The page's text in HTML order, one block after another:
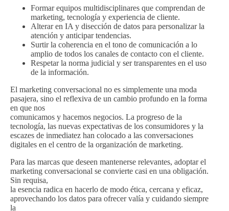
Formar equipos multidisciplinares que comprendan de
marketing, tecnología y experiencia de cliente.
Alterar en IA y disección de datos para personalizar la
atención y anticipar tendencias.
Surtir la coherencia en el tono de comunicación a lo
amplio de todos los canales de contacto con el cliente.
Respetar la norma judicial y ser transparentes en el uso
de la información.
El marketing conversacional no es simplemente una moda
pasajera, sino el reflexiva de un cambio profundo en la forma
en que nos
comunicamos y hacemos negocios. La progreso de la
tecnología, las nuevas expectativas de los consumidores y la
escazes de inmediatez han colocado a las conversaciones
digitales en el centro de la organización de marketing.
Para las marcas que deseen mantenerse relevantes, adoptar el
marketing conversacional se convierte casi en una obligación.
Sin requisa,
la esencia radica en hacerlo de modo ética, cercana y eficaz,
aprovechando los datos para ofrecer valía y cuidando siempre
la